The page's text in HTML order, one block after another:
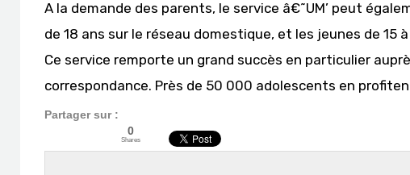
A la demande des parents, le service â€˜UM’ peut
de 18 ans sur le réseau domestique, et les jeunes de 15
Ce service remporte un grand succès en particulier
correspondance. Près de 50 000 adolescents en
Partager sur :
0
Shares